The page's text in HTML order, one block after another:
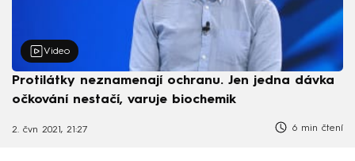
Video
Protilátky neznamenají ochranu. Jen jedna dávka
očkování nestačí, varuje biochemik
2. čvn 2021, 21:27 6 min čtení